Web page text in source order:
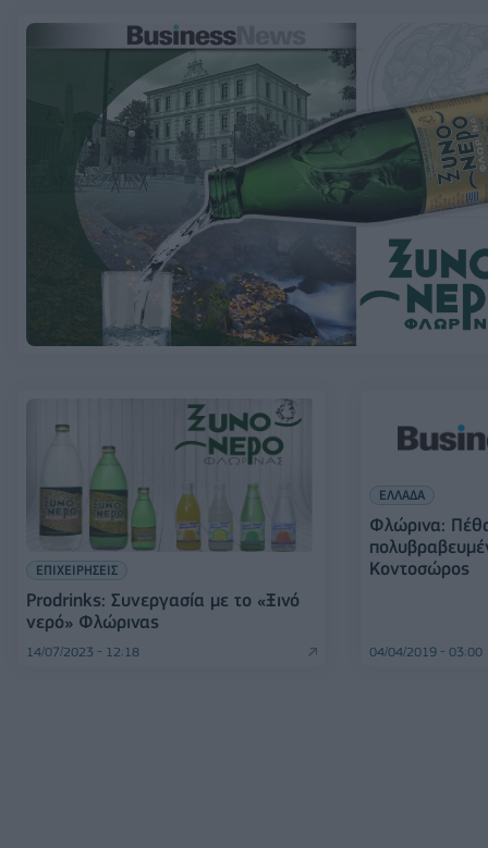
ΕΠΙΧΕΙΡΗΣΕΙΣ
Prodrinks: Συνεργασία με το «Ξινό
νερό» Φλώρινας
14/07/2023 - 12:18
ΕΛΛΑΔΑ
Φλώρινα:
Κοντοσώρος
04/04/2019 - 03:00